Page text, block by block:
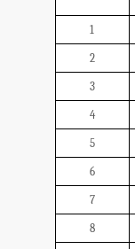
1
2
3
4
5
6
7
8